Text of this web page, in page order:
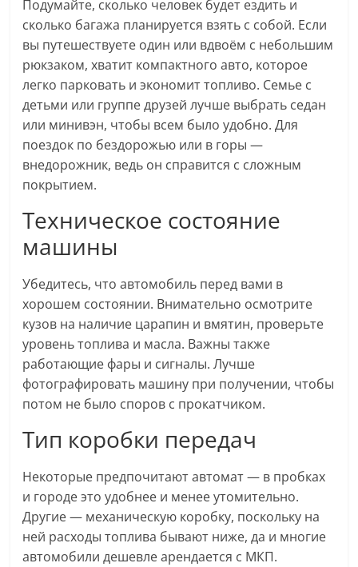
Подумайте, сколько человек будет ездить и
сколько багажа планируется взять с собой. Если
вы путешествуете один или вдвоём с небольшим
рюкзаком, хватит компактного авто, которое
легко парковать и экономит топливо. Семье с
детьми или группе друзей лучше выбрать седан
или минивэн, чтобы всем было удобно. Для
поездок по бездорожью или в горы —
внедорожник, ведь он справится с сложным
покрытием.
Техническое состояние
машины
Убедитесь, что автомобиль перед вами в
хорошем состоянии. Внимательно осмотрите
кузов на наличие царапин и вмятин, проверьте
уровень топлива и масла. Важны также
работающие фары и сигналы. Лучше
фотографировать машину при получении, чтобы
потом не было споров с прокатчиком.
Тип коробки передач
Некоторые предпочитают автомат — в пробках
и городе это удобнее и менее утомительно.
Другие — механическую коробку, поскольку на
ней расходы топлива бывают ниже, да и многие
автомобили дешевле арендается с МКП.